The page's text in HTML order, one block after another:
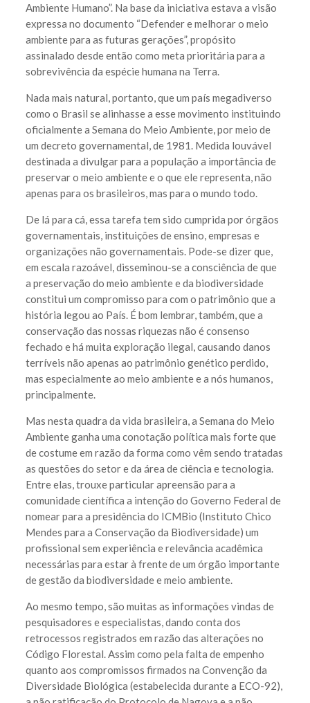
Ambiente Humano”. Na base da iniciativa estava a visão
expressa no documento “Defender e melhorar o meio
ambiente para as futuras gerações”, propósito
assinalado desde então como meta prioritária para a
sobrevivência da espécie humana na Terra.
Nada mais natural, portanto, que um país megadiverso
como o Brasil se alinhasse a esse movimento instituindo
oficialmente a Semana do Meio Ambiente, por meio de
um decreto governamental, de 1981. Medida louvável
destinada a divulgar para a população a importância de
preservar o meio ambiente e o que ele representa, não
apenas para os brasileiros, mas para o mundo todo.
De lá para cá, essa tarefa tem sido cumprida por órgãos
governamentais, instituições de ensino, empresas e
organizações não governamentais. Pode-se dizer que,
em escala razoável, disseminou-se a consciência de que
a preservação do meio ambiente e da biodiversidade
constitui um compromisso para com o patrimônio que a
história legou ao País. É bom lembrar, também, que a
conservação das nossas riquezas não é consenso
fechado e há muita exploração ilegal, causando danos
terríveis não apenas ao patrimônio genético perdido,
mas especialmente ao meio ambiente e a nós humanos,
principalmente.
Mas nesta quadra da vida brasileira, a Semana do Meio
Ambiente ganha uma conotação política mais forte que
de costume em razão da forma como vêm sendo tratadas
as questões do setor e da área de ciência e tecnologia.
Entre elas, trouxe particular apreensão para a
comunidade científica a intenção do Governo Federal de
nomear para a presidência do ICMBio (Instituto Chico
Mendes para a Conservação da Biodiversidade) um
profissional sem experiência e relevância acadêmica
necessárias para estar à frente de um órgão importante
de gestão da biodiversidade e meio ambiente.
Ao mesmo tempo, são muitas as informações vindas de
pesquisadores e especialistas, dando conta dos
retrocessos registrados em razão das alterações no
Código Florestal. Assim como pela falta de empenho
quanto aos compromissos firmados na Convenção da
Diversidade Biológica (estabelecida durante a ECO-92),